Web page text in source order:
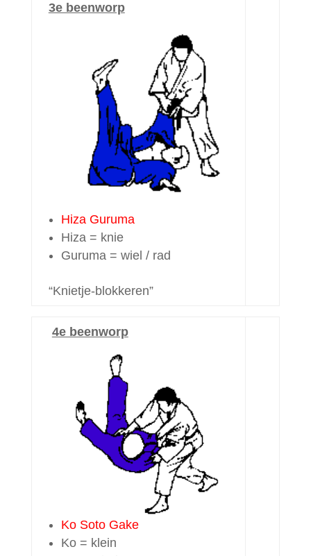
3e beenworp
Hiza Guruma
Hiza = knie
Guruma = wiel / rad
“Knietje-blokkeren”
4e beenworp
Ko Soto Gake
Ko = klein